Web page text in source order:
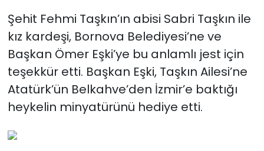
Şehit Fehmi Taşkın’ın abisi Sabri Taşkın ile
kız kardeşi, Bornova Belediyesi’ne ve
Başkan Ömer Eşki’ye bu anlamlı jest için
teşekkür etti. Başkan Eşki, Taşkın Ailesi’ne
Atatürk’ün Belkahve’den İzmir’e baktığı
heykelin minyatürünü hediye etti.